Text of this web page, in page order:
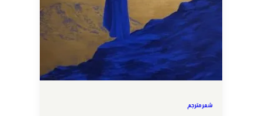
شعر مترجم